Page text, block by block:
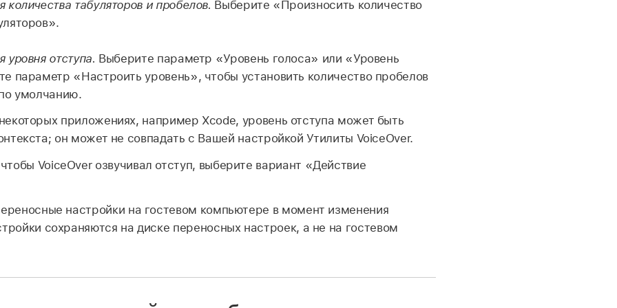
количества табуляторов и пробелов. Выберите «Произносить количество
уровня отступа. Выберите параметр «Уровень голоса» или «Уровень
параметр «Настроить уровень», чтобы установить количество пробелов
умолчанию.
приложениях, например Xcode, уровень отступа может быть
он может не совпадать с Вашей настройкой Утилиты VoiceOver.
VoiceOver озвучивал отступ, выберите вариант «Действие
настройки на гостевом компьютере в момент изменения
сохраняются на диске переносных настроек, а не на гостевом